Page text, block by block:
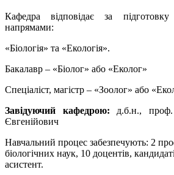
Кафедра відповідає за
напрямами:
«Біологія» та «Екологія».
Бакалавр – «Біолог» або «Еколог»
Cпеціаліст, магістр – «Зоолог» або
Завідуючий кафедрою: д.б.н.,
Євгенійович
Навчальний процес забезпечують: 2
біологічних наук, 10 доцентів,
асистент.